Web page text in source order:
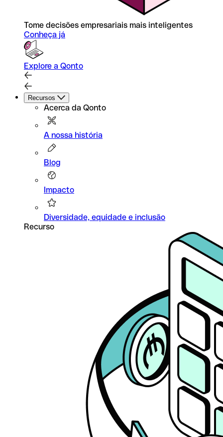
Tome decisões empresariais mais inteligentes
Conheça já
Explore a Qonto
Recursos
Acerca da Qonto
A nossa história
Blog
Impacto
Diversidade, equidade e inclusão
Recurso